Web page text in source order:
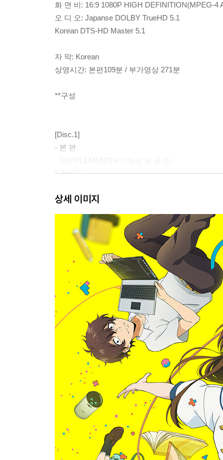
화 면 비: 16:9 1080P HIGH DEFINITION(MPEG-4
오 디 오: Japanse DOLBY TrueHD 5.1
Korean DTS-HD Master 5.1
자 막: Korean
상영시간: 본편109분 / 부가영상 271분
**구성
[Disc.1]
- 본 편
* 특보①
* 예고편① 5.1ch / 스테레오
* 예고편② 5.1ch / 스테레오
* PV/롱PV
* 극장 막간 영상 5.1ch / 스테레오
* TV SPOT집
* 오디오 코멘터리
[Disc.2]
- SUPPLEMENT(부가영상 및 음성)
* 이벤트 영상 (대히트 기원&완성 보고회, 개봉 직
* Weekly! 아이노래 리포트 (Vol.1~Vol.15)
[Disc.3]
- SUPPLEMENT(부가영상 및 음성)
* 츠치야 타오 「유 니드 어 프렌드 ~너는 친구가
* 사키히미유 「필 더 문라이트 ~아이의 노랫소리
* 「문프린세스」 극중 영상
* 비디오 콘티
상세 이미지